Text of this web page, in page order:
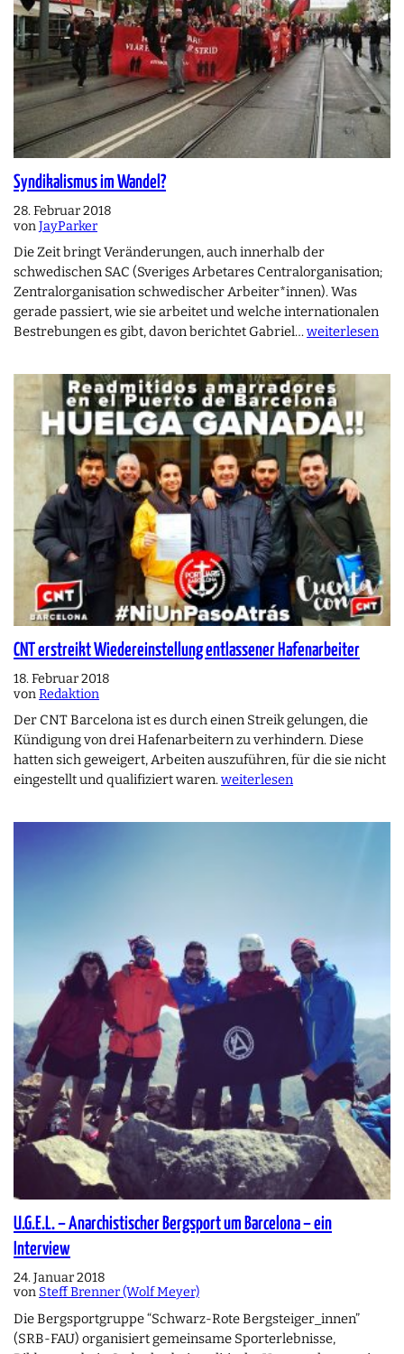
Syndikalismus im Wandel?
28. Februar 2018
vonJayParker
Die Zeit bringt Veränderungen, auch innerhalb der
schwedischen SAC (Sveriges Arbetares Centralorganisation;
Zentralorganisation schwedischer Arbeiter*innen). Was
gerade passiert, wie sie arbeitet und welche internationalen
Bestrebungen es gibt, davon berichtet Gabriel…weiterlesen
CNT erstreikt Wiedereinstellung entlassener Hafenarbeiter
18. Februar 2018
vonRedaktion
Der CNT Barcelona ist es durch einen Streik gelungen, die
Kündigung von drei Hafenarbeitern zu verhindern. Diese
hatten sich geweigert, Arbeiten auszuführen, für die sie nicht
eingestellt und qualifiziert waren.weiterlesen
U.G.E.L. – Anarchistischer Bergsport um Barcelona – ein
Interview
24. Januar 2018
von Steff Brenner (Wolf Meyer)
Die Bergsportgruppe “Schwarz-Rote Bergsteiger_innen”
(SRB-FAU) organisiert gemeinsame Sporterlebnisse,